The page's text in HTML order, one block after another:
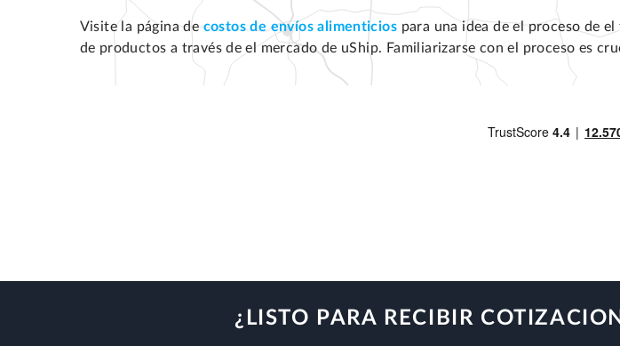
Visite la página decostos de envíos alimenticios para una idea de el proceso de
de productos a través de el mercado de uShip. Familiarizarse con el proceso es
¿LISTO PARA RECIBIR